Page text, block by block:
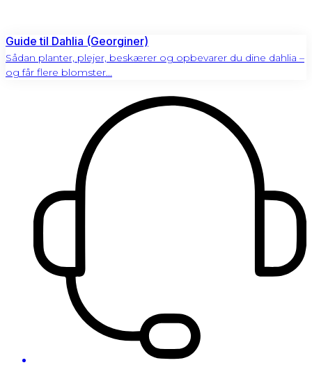
Guide til Dahlia (Georginer)
Sådan planter, plejer, beskærer og opbevarer du dine dahlia –
og får flere blomster...